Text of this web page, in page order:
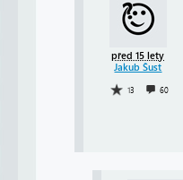
před 15 lety
Jakub Šust
13 60